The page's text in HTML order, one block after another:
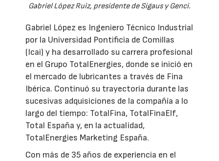
Gabriel López Ruiz, presidente de Sigaus y Genci.
Gabriel López es Ingeniero Técnico Industrial
por la Universidad Pontificia de Comillas
(Icai) y ha desarrollado su carrera profesional
en el Grupo TotalEnergies, donde se inició en
el mercado de lubricantes a través de Fina
Ibérica. Continuó su trayectoria durante las
sucesivas adquisiciones de la compañía a lo
largo del tiempo: TotalFina, TotalFinaElf,
Total España y, en la actualidad,
TotalEnergies Marketing España.
Con más de 35 años de experiencia en el